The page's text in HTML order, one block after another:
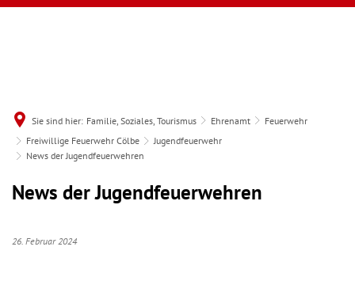
Sie sind hier: Familie, Soziales, Tourismus Ehrenamt
Feuerwehr
Freiwillige Feuerwehr Cölbe
Jugendfeuerwehr
News der Jugendfeuerwehren
News der Jugendfeuerwehren
26. Februar 2024